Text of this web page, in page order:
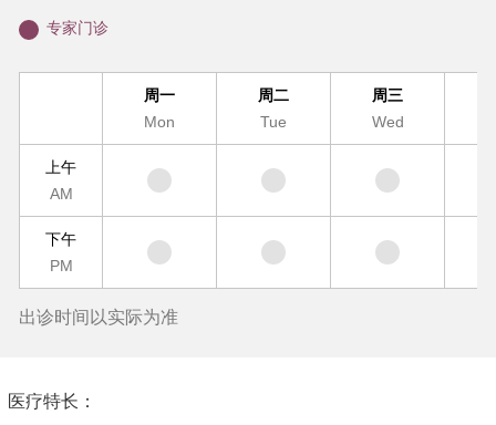
专家门诊
周一
Mon
周二
Tue
周三
Wed
上午
AM
下午
PM
出诊时间以实际为准
医疗特长：